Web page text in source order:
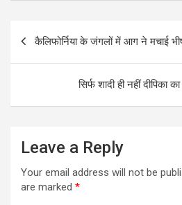
o
o
A
p
p
Post
कैलिफोर्निया के जंगलों में आग ने मचाई
सिर्फ शादी ही नहीं दीपिका
Leave a Reply
Your email address will not be
are marked *